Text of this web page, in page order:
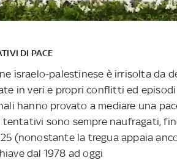
DI PACE
israelo-palestinese è irrisolta da
in veri e propri conflitti ed
hanno provato a mediare una
tentativi sono sempre naufragati,
(nonostante la tregua appaia
dal 1978 ad oggi